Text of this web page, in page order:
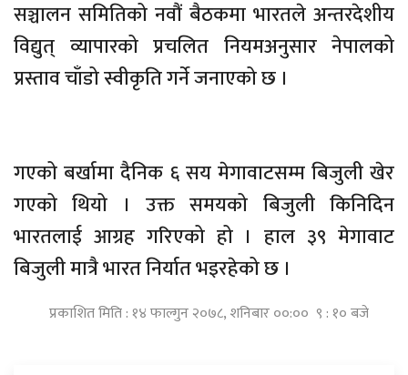
सञ्चालन समितिको नवौं बैठकमा भारतले अन्तरदेशीय
विद्युत् व्यापारको प्रचलित नियमअनुसार नेपालको
प्रस्ताव चाँडो स्वीकृति गर्ने जनाएको छ ।
गएको बर्खामा दैनिक ६ सय मेगावाटसम्म बिजुली खेर
गएको थियो । उक्त समयको बिजुली किनिदिन
भारतलाई आग्रह गरिएको हो । हाल ३९ मेगावाट
बिजुली मात्रै भारत निर्यात भइरहेको छ ।
प्रकाशित मिति : १४ फाल्गुन २०७८, शनिबार ००:०० ९ : १० बजे